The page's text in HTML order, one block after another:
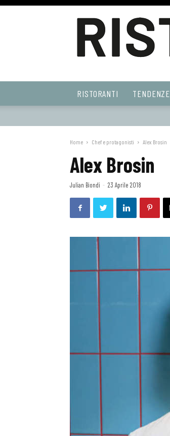
Web
RISTORANTI TENDENZE
Home Chef e protagonisti Alex Brosin
Alex Brosin
Julian Biondi - 23 Aprile 2018